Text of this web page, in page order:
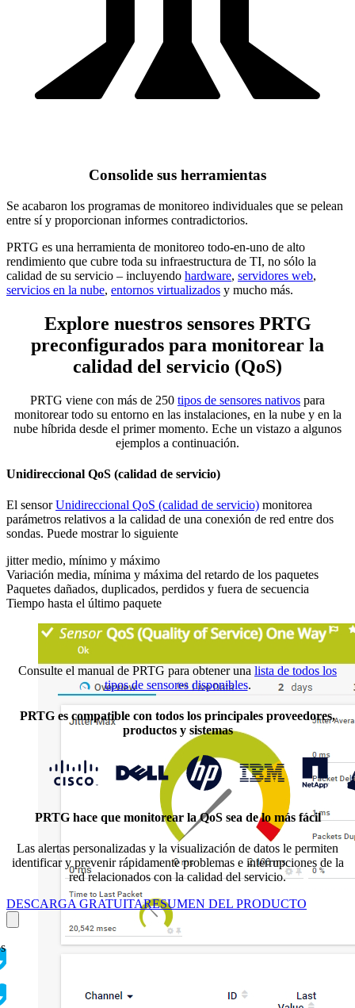
Consolide sus herramientas
Se acabaron los programas de monitoreo individuales que se pelean
entre sí y proporcionan informes contradictorios.
PRTG es una herramienta de monitoreo todo-en-uno de alto
rendimiento que cubre toda su infraestructura de TI, no sólo la
calidad de su servicio – incluyendo hardware, servidores web,
servicios en la nube, entornos virtualizados y mucho más.
Explore nuestros sensores PRTG
preconfigurados para monitorear la
calidad del servicio (QoS)
PRTG viene con más de 250 tipos de sensores nativos para
monitorear todo su entorno en las instalaciones, en la nube y en la
nube híbrida desde el primer momento. Eche un vistazo a algunos
ejemplos a continuación.
Unidireccional QoS (calidad de servicio)
El sensorUnidireccional QoS (calidad de servicio) monitorea
parámetros relativos a la calidad de una conexión de red entre dos
sondas. Puede mostrar lo siguiente
jitter medio, mínimo y máximo
Variación media, mínima y máxima del retardo de los paquetes
Paquetes dañados, duplicados, perdidos y fuera de secuencia
Tiempo hasta el último paquete
Consulte el manual de PRTG para obtener una lista de todos los
tipos de sensores disponibles.
PRTG es compatible con todos los principales proveedores,
productos y sistemas
PRTG hace que monitorear la QoS sea de lo más fácil
Las alertas personalizadas y la visualización de datos le permiten
identificar y prevenir rápidamente problemas e interrupciones de la
red relacionados con la calidad del servicio.
DESCARGA GRATUITARESUMEN DEL PRODUCTO